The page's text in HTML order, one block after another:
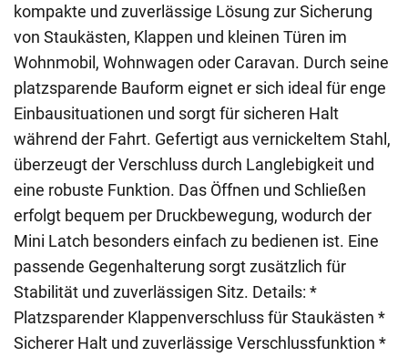
kompakte und zuverlässige Lösung zur Sicherung
von Staukästen, Klappen und kleinen Türen im
Wohnmobil, Wohnwagen oder Caravan. Durch seine
platzsparende Bauform eignet er sich ideal für enge
Einbausituationen und sorgt für sicheren Halt
während der Fahrt. Gefertigt aus vernickeltem Stahl,
überzeugt der Verschluss durch Langlebigkeit und
eine robuste Funktion. Das Öffnen und Schließen
erfolgt bequem per Druckbewegung, wodurch der
Mini Latch besonders einfach zu bedienen ist. Eine
passende Gegenhalterung sorgt zusätzlich für
Stabilität und zuverlässigen Sitz. Details: *
Platzsparender Klappenverschluss für Staukästen *
Sicherer Halt und zuverlässige Verschlussfunktion *